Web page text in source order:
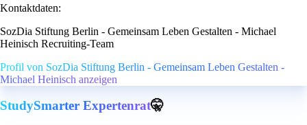
Kontaktdaten:
SozDia Stiftung Berlin - Gemeinsam Leben Gestalten - Michael
Heinisch Recruiting-Team
Profil von SozDia Stiftung Berlin - Gemeinsam Leben Gestalten -
Michael Heinisch anzeigen
StudySmarter Expertenrat🤫